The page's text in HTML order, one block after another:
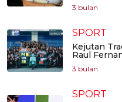
3 bulan
SPORT
Kejutan
Raul
3 bulan
SPORT